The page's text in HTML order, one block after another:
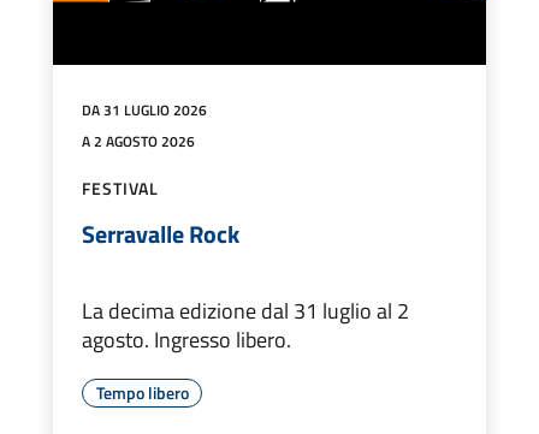
DA 31 LUGLIO 2026
A 2 AGOSTO 2026
FESTIVAL
Serravalle Rock
La decima edizione dal 31 luglio al 2
agosto. Ingresso libero.
Tempo libero